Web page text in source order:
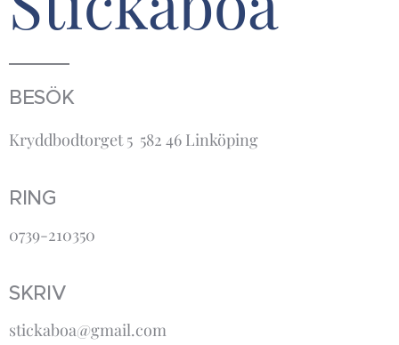
BESÖK
Kryddbodtorget 5 582 46 Linköping
RING
0739-210350
SKRIV
stickaboa@gmail.com